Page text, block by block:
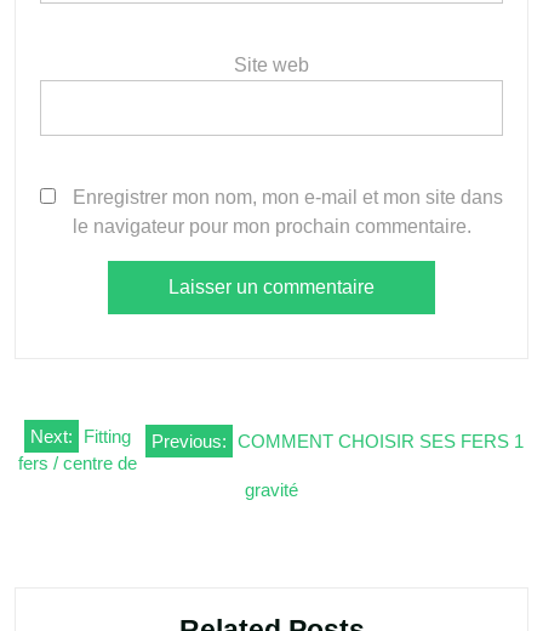
Site web
Enregistrer mon nom, mon e-mail et mon site dans
le navigateur pour mon prochain commentaire.
Navigation
de
Previous: COMMENT CHOISIR SES FERS 1
Next:
Fitting
fers / centre de
gravité